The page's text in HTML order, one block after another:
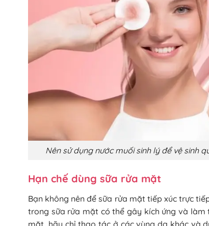
Nên sử dụng nước muối sinh lý để vệ sinh
Hạn chế dùng sữa rửa mặt
Bạn không nên để sữa rửa mặt tiếp xúc trực
trong sữa rửa mặt có thể gây kích ứng và làm